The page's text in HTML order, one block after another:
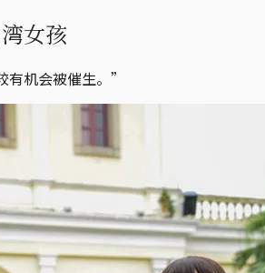
女孩
有机会被催生。”